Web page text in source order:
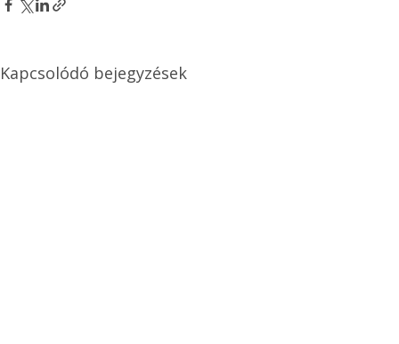
Kapcsolódó bejegyzések